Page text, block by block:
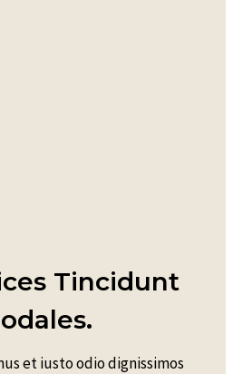
Tincidunt
et iusto odio dignissimos